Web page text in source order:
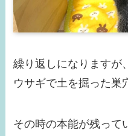
繰り返しになりますが
ウサギで土を掘った巣
その時の本能が残って